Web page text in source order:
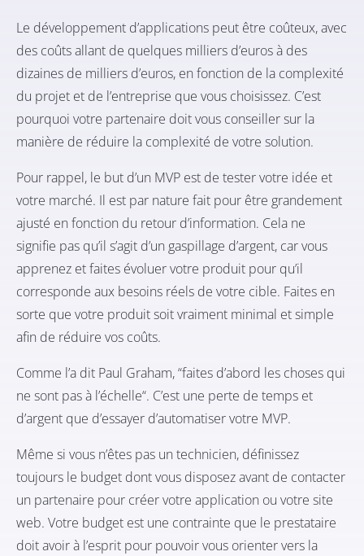
Le développement d’applications peut être coûteux, avec
des coûts allant de quelques milliers d’euros à des
dizaines de milliers d’euros, en fonction de la complexité
du projet et de l’entreprise que vous choisissez. C’est
pourquoi votre partenaire doit vous conseiller sur la
manière de réduire la complexité de votre solution.
Pour rappel, le but d’un MVP est de tester votre idée et
votre marché. Il est par nature fait pour être grandement
ajusté en fonction du retour d’information. Cela ne
signifie pas qu’il s’agit d’un gaspillage d’argent, car vous
apprenez et faites évoluer votre produit pour qu’il
corresponde aux besoins réels de votre cible. Faites en
sorte que votre produit soit vraiment minimal et simple
afin de réduire vos coûts.
Comme l’a dit Paul Graham, “faites d’abord les choses qui
ne sont pas à l’échelle“. C’est une perte de temps et
d’argent que d’essayer d’automatiser votre MVP.
Même si vous n’êtes pas un technicien, définissez
toujours le budget dont vous disposez avant de contacter
un partenaire pour créer votre application ou votre site
web. Votre budget est une contrainte que le prestataire
doit avoir à l’esprit pour pouvoir vous orienter vers la